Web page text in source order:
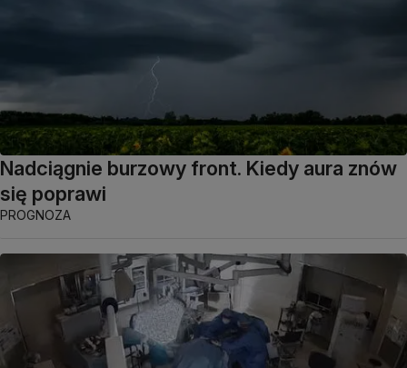
Nadciągnie burzowy front. Kiedy aura znów
się poprawi
PROGNOZA